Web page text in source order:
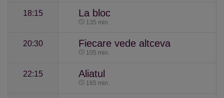
18:15 La bloc
135 min.
20:30 Fiecare vede altceva
105 min.
22:15 Aliatul
165 min.